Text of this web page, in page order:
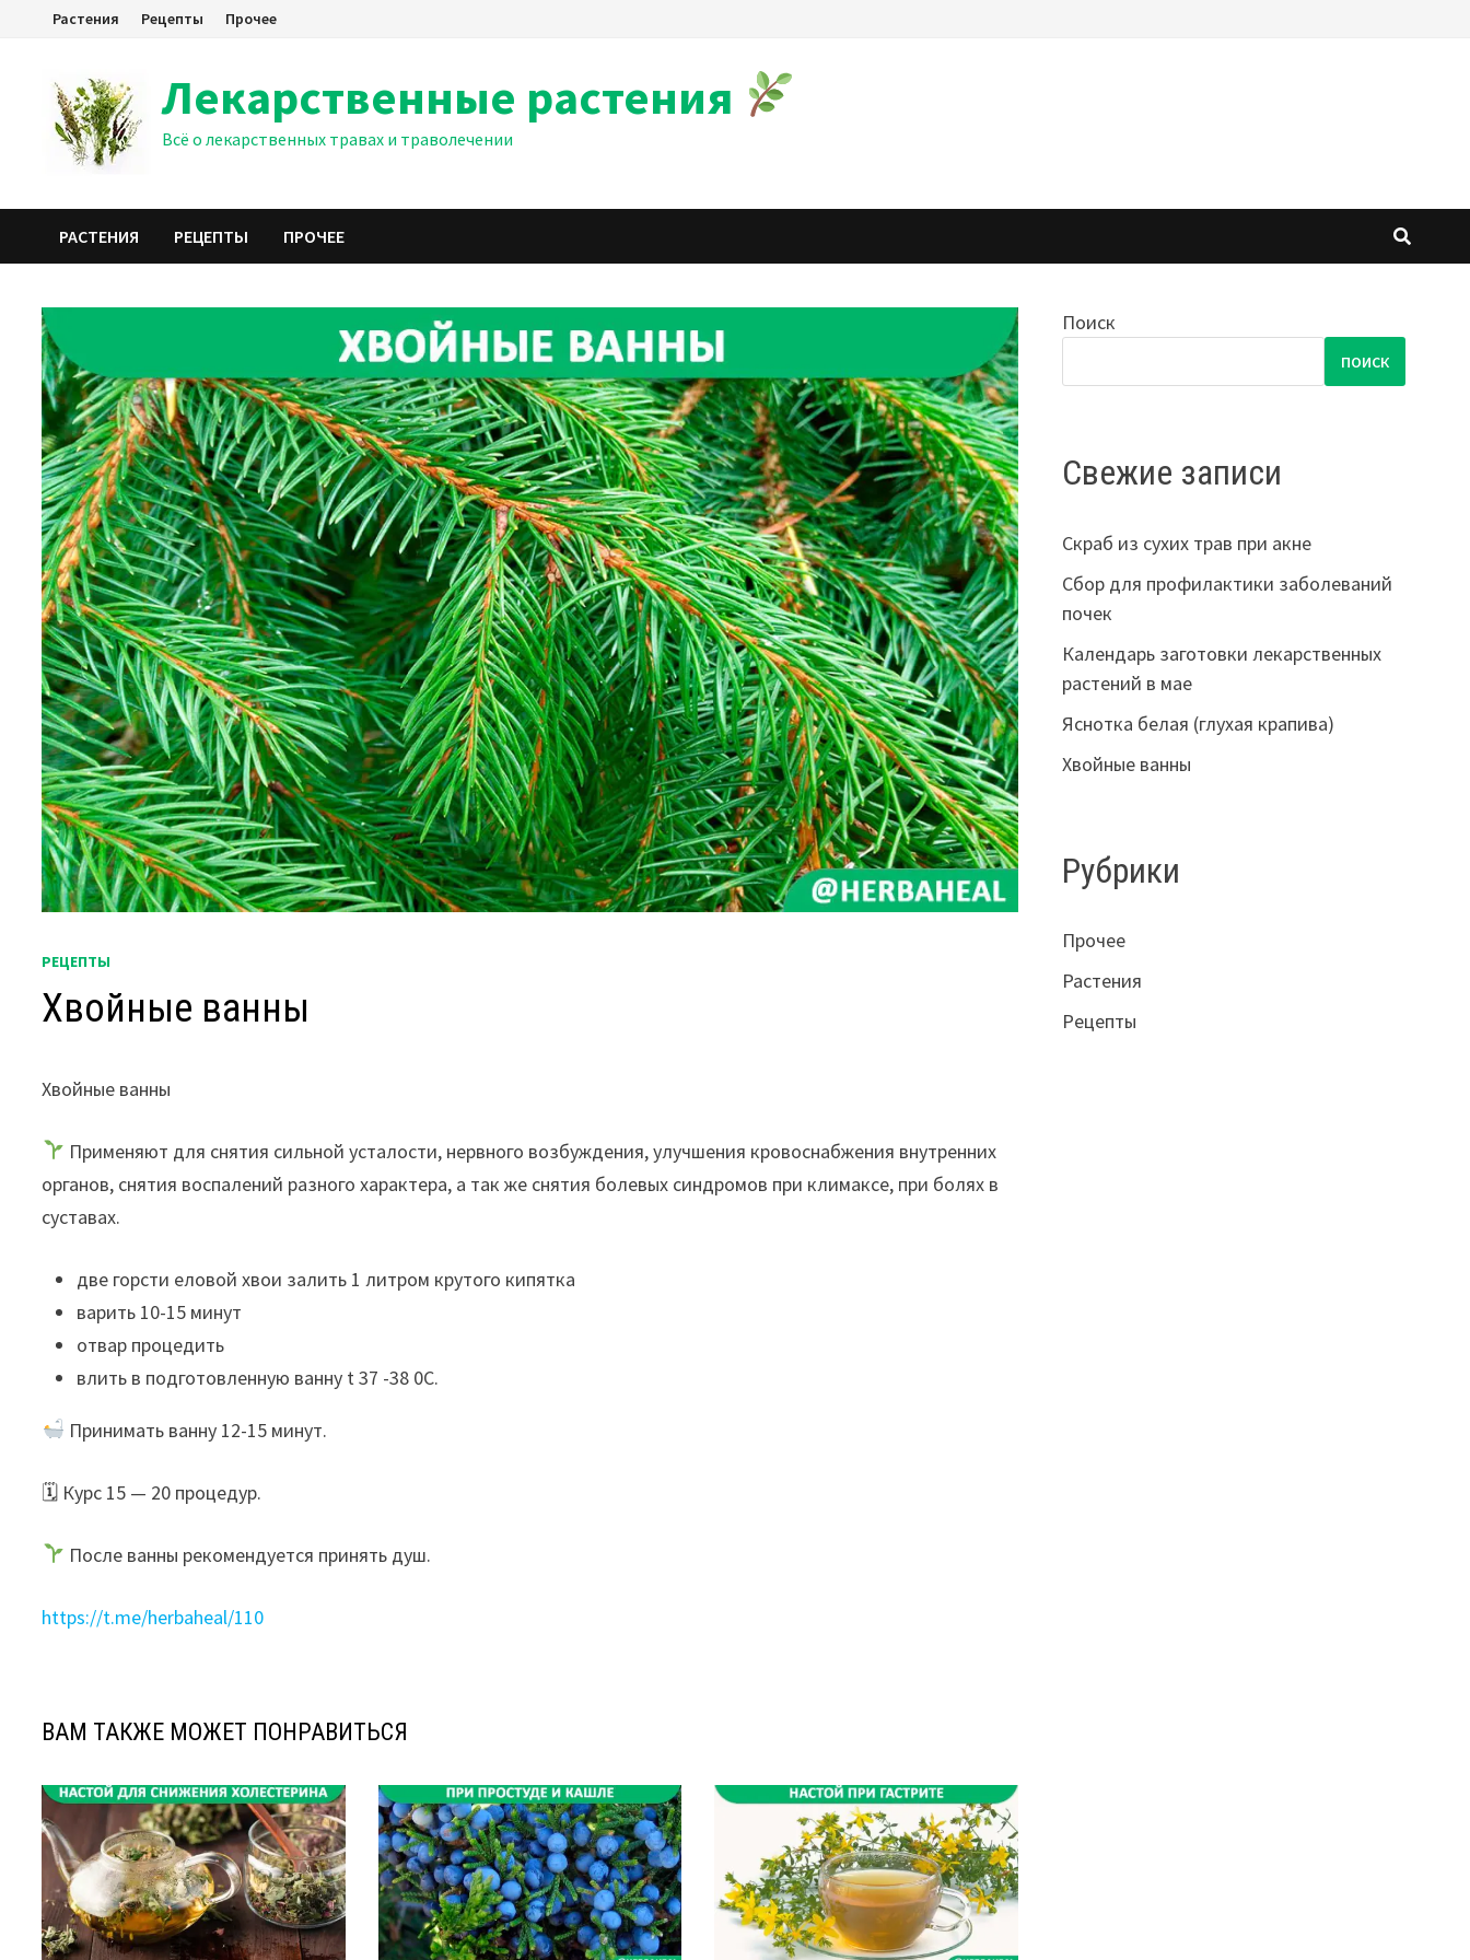
Перейти
содержимому
Растения Рецепты Прочее
Лекарственные растения
Всё о лекарственных травах и траволечении
РАСТЕНИЯ РЕЦЕПТЫ ПРОЧЕЕ
РЕЦЕПТЫ
Хвойные ванны
Хвойные ванны
Применяют для снятия сильной усталости, нервного возбуждения, улучшения кровоснабжения внутренних
органов, снятия воспалений разного характера, а так же снятия болевых синдромов при климаксе, при болях в
суставах.
две горсти еловой хвои залить 1 литром крутого кипятка
варить 10-15 минут
отвар процедить
влить в подготовленную ванну t 37 -38 0C.
Принимать ванну 12-15 минут.
🗓 Курс 15 — 20 процедур.
После ванны рекомендуется принять душ.
https://t.me/herbaheal/110
ВАМ ТАКЖЕ МОЖЕТ ПОНРАВИТЬСЯ
Поиск
ПОИСК
Свежие записи
Скраб из сухих трав при акне
Сбор для профилактики заболеваний
почек
Календарь заготовки лекарственных
растений в мае
Яснотка белая (глухая крапива)
Хвойные ванны
Рубрики
Прочее
Растения
Рецепты